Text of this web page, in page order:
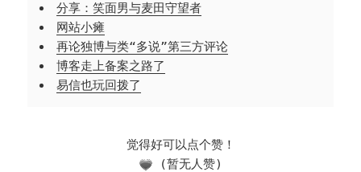
分享：笑面男与麦田守望者
网站小瘫
再论独博与类“多说”第三方评论
博客走上备案之路了
易信也玩回拨了
觉得好可以点个赞！
(暂无人赞)